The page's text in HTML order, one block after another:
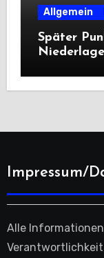
Allgemein
Später
Impressum/
Alle